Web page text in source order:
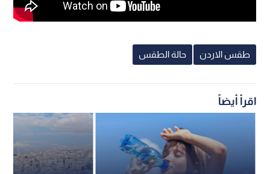
طقس الاردن حالة الطقس
اقرأ أيضاً